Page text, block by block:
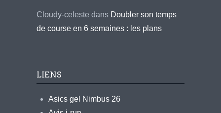
Cloudy-celeste dans Doubler son temps
de course en 6 semaines : les plans
LIENS
Asics gel Nimbus 26